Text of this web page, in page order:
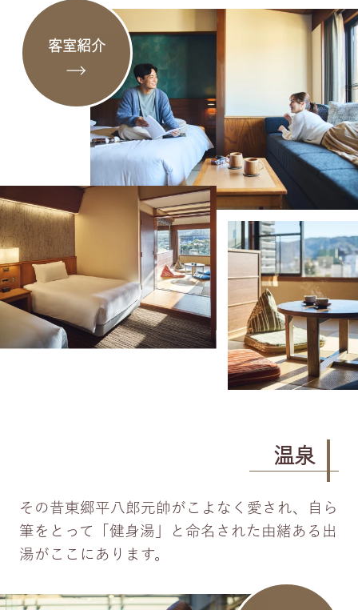
客室紹介
温泉
その昔東郷平八郎元帥がこよなく愛され、自ら
筆をとって「健身湯」と命名された由緒ある出
湯がここにあります。